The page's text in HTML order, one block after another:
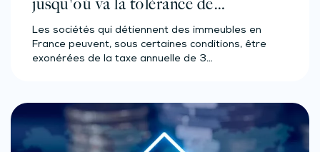
l'administration ?
Les sociétés qui détiennent des immeubles en
France peuvent, sous certaines conditions, être
exonérées de la taxe annuelle de 3…